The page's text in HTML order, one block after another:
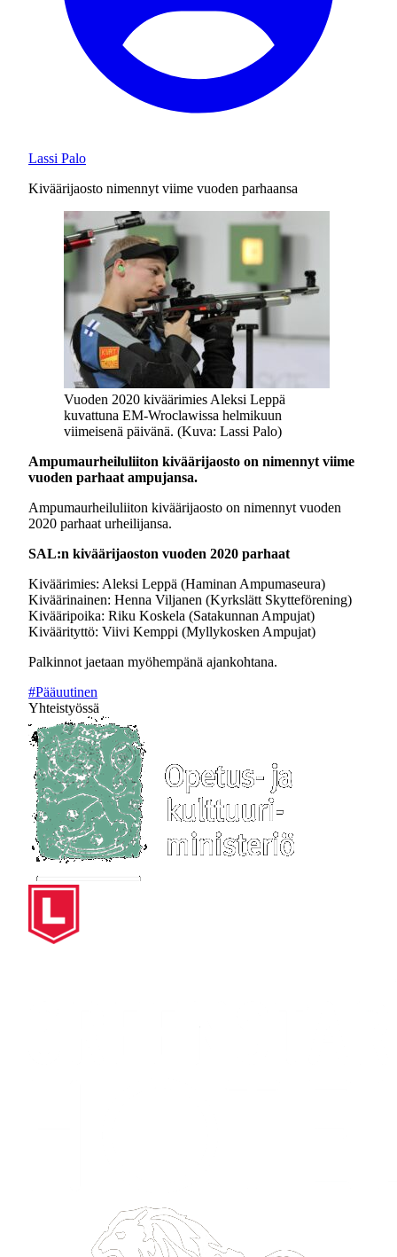
Lassi Palo
Kiväärijaosto nimennyt viime vuoden parhaansa
Vuoden 2020 kiväärimies Aleksi Leppä
kuvattuna EM-Wroclawissa helmikuun
viimeisenä päivänä. (Kuva: Lassi Palo)
Ampumaurheiluliiton kiväärijaosto on nimennyt viime
vuoden parhaat ampujansa.
Ampumaurheiluliiton kiväärijaosto on nimennyt vuoden
2020 parhaat urheilijansa.
SAL:n kiväärijaoston vuoden 2020 parhaat
Kiväärimies: Aleksi Leppä (Haminan Ampumaseura)
Kiväärinainen: Henna Viljanen (Kyrkslätt Skytteförening)
Kivääripoika: Riku Koskela (Satakunnan Ampujat)
Kiväärityttö: Viivi Kemppi (Myllykosken Ampujat)
Palkinnot jaetaan myöhempänä ajankohtana.
#Pääuutinen
Yhteistyössä